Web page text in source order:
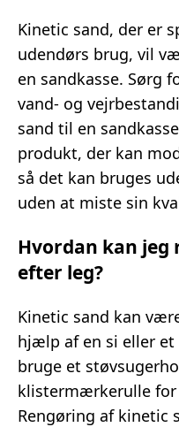
Kinetic sand, der er
udendørs brug, vil
en sandkasse. Sørg
vand- og
sand til en
produkt, der kan
så det kan bruges
uden at miste sin
Hvordan kan jeg
efter leg?
Kinetic sand kan
hjælp af en si eller et
bruge et
klistermærkerulle for
Rengøring af kinetic